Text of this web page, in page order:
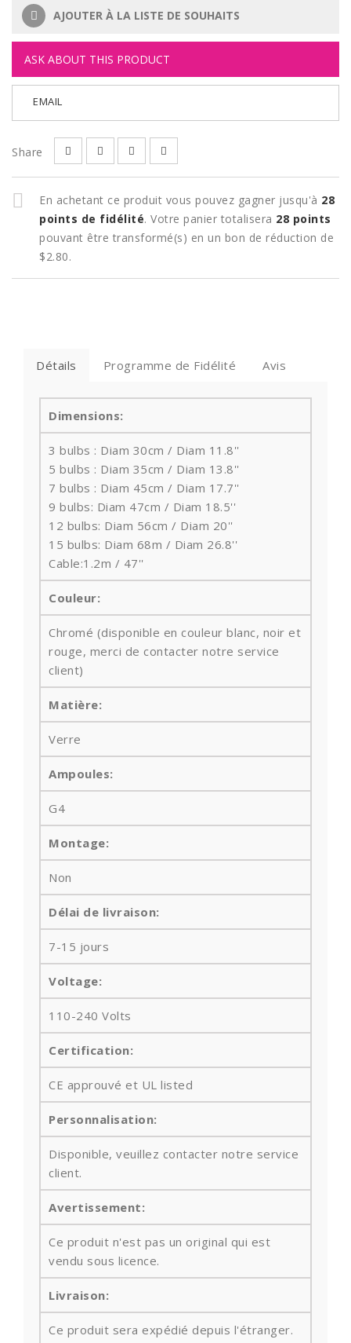
AJOUTER À LA LISTE DE SOUHAITS
ASK ABOUT THIS PRODUCT
EMAIL
Share
En achetant ce produit vous pouvez gagner jusqu'à 28
points de fidélité. Votre panier totalisera 28 points
pouvant être transformé(s) en un bon de réduction de
$2.80.
Détails Programme de Fidélité Avis
Dimensions:
3 bulbs : Diam 30cm / Diam 11.8''
5 bulbs : Diam 35cm / Diam 13.8''
7 bulbs : Diam 45cm / Diam 17.7''
9 bulbs: Diam 47cm / Diam 18.5''
12 bulbs: Diam 56cm / Diam 20''
15 bulbs: Diam 68m / Diam 26.8''
Cable:1.2m / 47''
Couleur:
Chromé (disponible en couleur blanc, noir et
rouge, merci de contacter notre service
client)
Matière:
Verre
Ampoules:
G4
Montage:
Non
Délai de livraison:
7-15 jours
Voltage:
110-240 Volts
Certification:
CE approuvé et UL listed
Personnalisation:
Disponible, veuillez contacter notre service
client.
Avertissement:
Ce produit n'est pas un original qui est
vendu sous licence.
Livraison:
Ce produit sera expédié depuis l'étranger.